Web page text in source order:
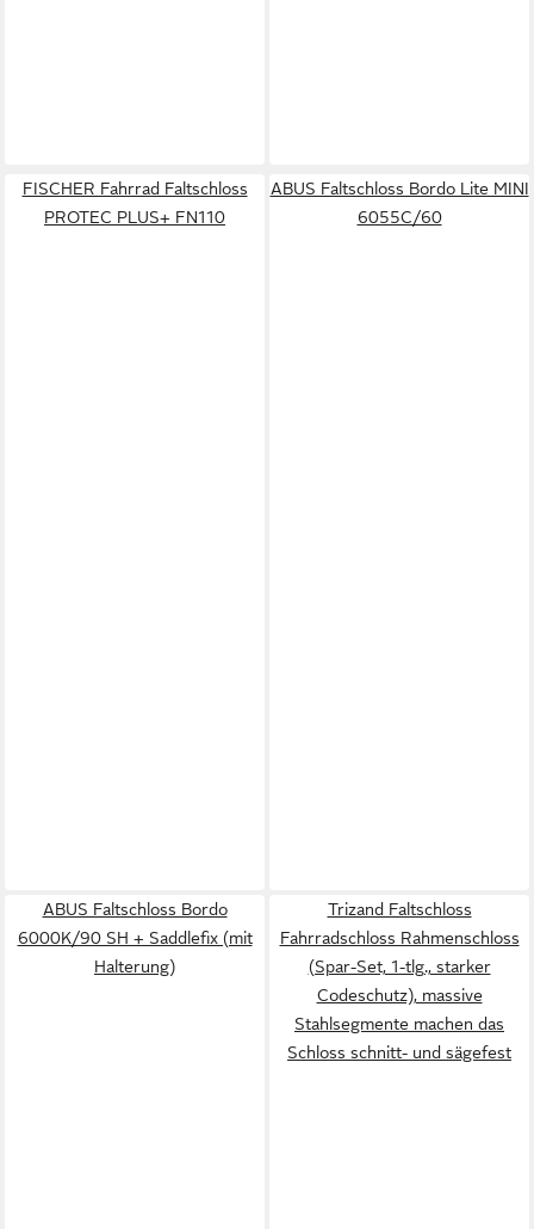
FISCHER Fahrrad Faltschloss
PROTEC PLUS+ FN110
ABUS Faltschloss Bordo Lite MINI
6055C/60
ABUS Faltschloss Bordo
6000K/90 SH + Saddlefix (mit
Halterung)
Trizand Faltschloss
Fahrradschloss Rahmenschloss
(Spar-Set, 1-tlg., starker
Codeschutz), massive
Stahlsegmente machen das
Schloss schnitt- und sägefest